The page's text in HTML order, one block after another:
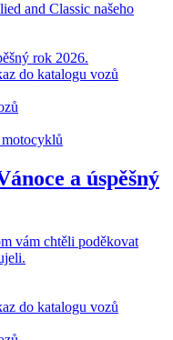
and Classic našeho
a úspěšný
vám chtěli poděkovat